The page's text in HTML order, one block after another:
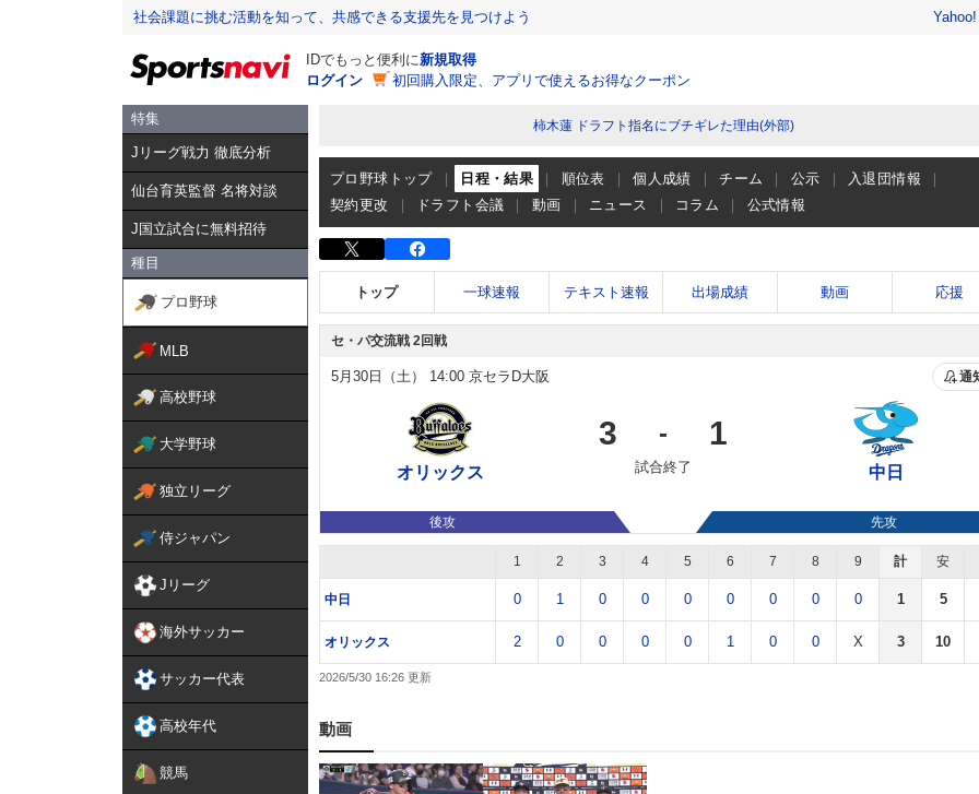
社会課題に挑む活動を知って、共感できる支援先を見つけよう
IDでもっと便利に新規取得
ログイン
初回購入限定、アプリで使えるお得なクーポン
特集
Jリーグ戦力 徹底分析
仙台育英監督 名将対談
J国立試合に無料招待
種目
プロ野球
MLB
高校野球
大学野球
独立リーグ
侍ジャパン
Jリーグ
海外サッカー
サッカー代表
高校年代
競馬
柿木蓮 ドラフト指名にブチギレた理由(外部)
プロ野球トップ 日程・結果 順位表 個人成績 チーム 公示
入退団情報
契約更改
ドラフト会議 動画 ニュース コラム 公式情報
トップ 一球速報 テキスト速報 出場成績 動画 応援
セ・パ交流戦 2回戦
5月30日（土） 14:00 京セラD大阪 通
オリックス
3 - 1
試合終了 中日
後攻 先攻
1 2 3 4 5 6 7 8 9 計 安
中日 0 1 0 0 0 0 0 0 0 1 5
オリックス 2 0 0 0 0 1 0 0 X 3 10
2026/5/30 16:26
動画